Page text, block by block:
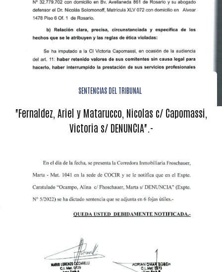
SENTENCIAS DEL TRIBUNAL
"Fernaldez, Ariel y Matarucco, Nicolas c/ Capomassi,
Victoria s/ DENUNCIA".-